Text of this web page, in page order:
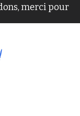
merci pour